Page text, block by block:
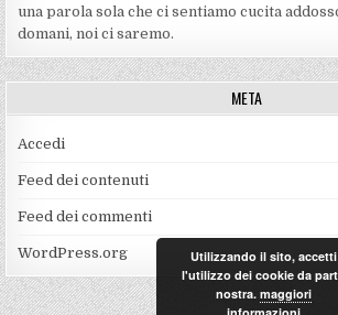
una parola sola che ci sentiamo cucita
domani, noi ci saremo.
META
Accedi
Feed dei contenuti
Feed dei commenti
WordPress.org
Utilizzando il sito, accetti
l'utilizzo dei cookie da
nostra. maggiori